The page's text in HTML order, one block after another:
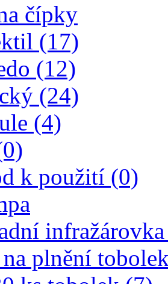
čípky
(17)
(12)
(24)
(4)
k použití (0)
plnění